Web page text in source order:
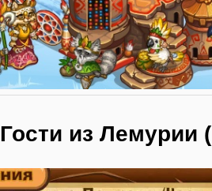
Гости из Лемурии